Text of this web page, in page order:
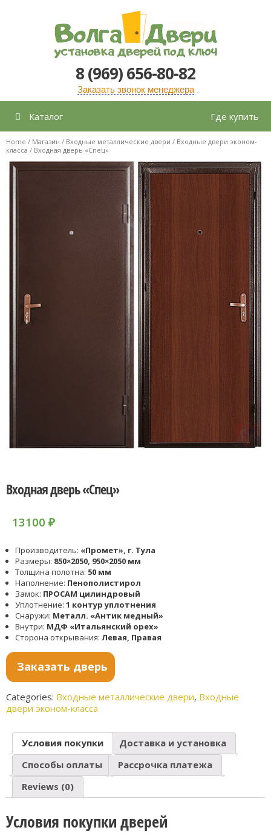
содержимому
8 (969) 656-80-82
Заказать звонок менеджера
Каталог Где купить
Home / Магазин / Входные металлические двери / Входные двери эконом-
класса / Входная дверь «Спец»
Входная дверь «Спец»
13100 ₽
Производитель: «Промет», г. Тула
Размеры: 850×2050, 950×2050 мм
Толщина полотна: 50 мм
Наполнение: Пенополистирол
Замок: ПРОСАМ цилиндровый
Уплотнение: 1 контур уплотнения
Снаружи: Металл. «Антик медный»
Внутри: МДФ «Итальянский орех»
Сторона открывания: Левая, Правая
Заказать дверь
Categories: Входные металлические двери, Входные
двери эконом-класса
Условия покупки
Доставка и установка
Способы оплаты
Рассрочка платежа
Reviews (0)
Условия покупки дверей